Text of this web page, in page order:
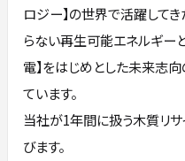
ロジー】の世界で活躍して
らない再生可能エネルギー
電】をはじめとした未来志
ています。
当社が1年間に扱う木質リ
びます。